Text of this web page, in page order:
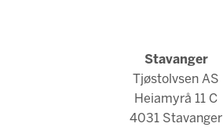
Stavanger
Tjøstolvsen AS
Heiamyrå 11 C
4031 Stavanger